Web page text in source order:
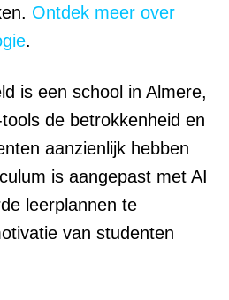
Ontdek meer over
.
is een school in Almere,
de betrokkenheid en
aanzienlijk hebben
is aangepast met AI
leerplannen te
van studenten